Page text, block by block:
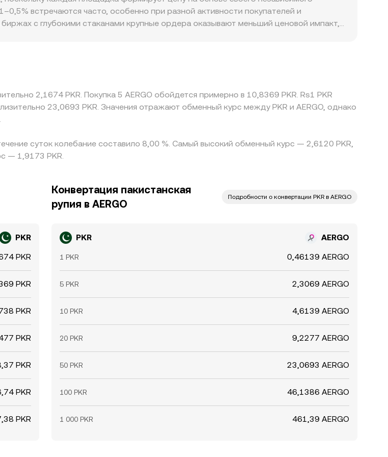
= y/x); крупные свопы меняют баланс резервов и сдвигают цену, что также
встречаются часто, особенно при разной активности покупателей и
с глубокими стаканами крупные ордера оказывают меньший ценовой импакт,
относительно PKR, эта база переносится в конечную пару AERGO/PKR. Арбитраж
из‑за комиссий, задержек переводов, лимитов ликвидности и различий в
сохраняются.2,1674 PKR. Покупка 5 AERGO обойдется примерно в 10,8369 PKR. Rs1 PKR
23,0693 PKR. Значения отражают обменный курс между PKR и AERGO, однако
суток колебание составило 8,00 %. Самый высокий обменный курс — 2,6120 PKR,
— 1,9173 PKR.
PKR
PKR
PKR
PKR
PKR
PKR
PKR
PKR
Конвертация пакистанская
рупия в AERGO
Подробности о конвертации PKR в AERGO
PKR AERGO
1 PKR 0,46139 AERGO
5 PKR 2,3069 AERGO
10 PKR 4,6139 AERGO
20 PKR 9,2277 AERGO
50 PKR 23,0693 AERGO
100 PKR 46,1386 AERGO
1 000 PKR 461,39 AERGO